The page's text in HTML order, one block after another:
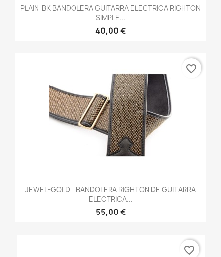
PLAIN-BK BANDOLERA GUITARRA ELECTRICA RIGHTON
SIMPLE...
40,00 €
JEWEL-GOLD - BANDOLERA RIGHTON DE GUITARRA
ELECTRICA...
55,00 €
favorite_border
favorite_border